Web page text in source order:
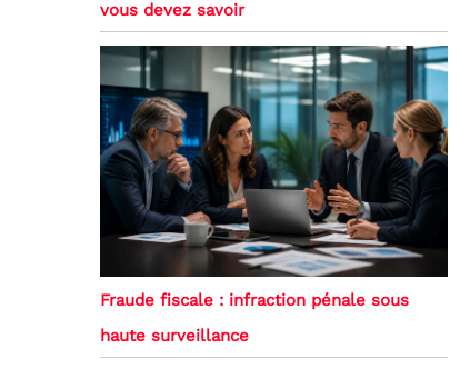
vous devez savoir
Fraude fiscale : infraction pénale sous
haute surveillance